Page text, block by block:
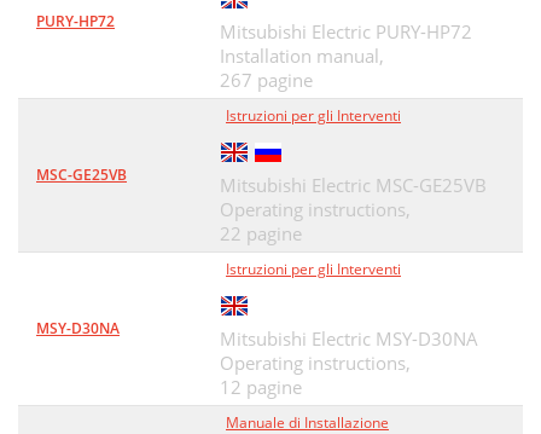
PURY-HP72
Mitsubishi Electric PURY-HP72
Installation manual,
267 pagine
MSC-GE25VB
Istruzioni per gli Interventi
Mitsubishi Electric MSC-GE25VB
Operating instructions,
22 pagine
MSY-D30NA
Istruzioni per gli Interventi
Mitsubishi Electric MSY-D30NA
Operating instructions,
12 pagine
Manuale di Installazione